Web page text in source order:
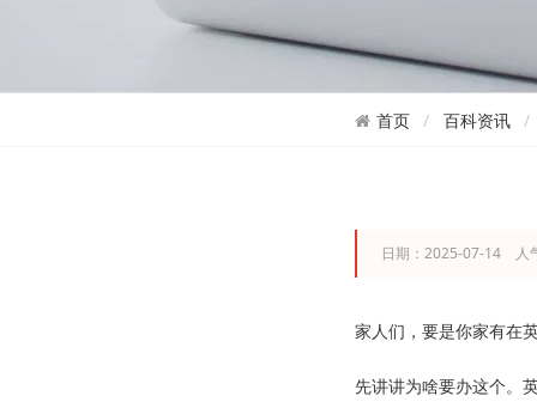
首页 百科资讯
日期：2025-07-14 人
家人们，要是你家有在
先讲讲为啥要办这个。